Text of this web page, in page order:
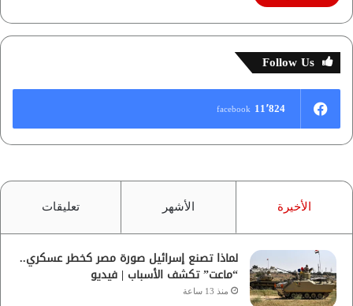
Follow Us
11٬824 facebook
الأخيرة الأشهر تعليقات
لماذا تصنع إسرائيل صورة مصر كخطر عسكري..
“ماعت” تكشف الأسباب | فيديو
منذ 13 ساعة